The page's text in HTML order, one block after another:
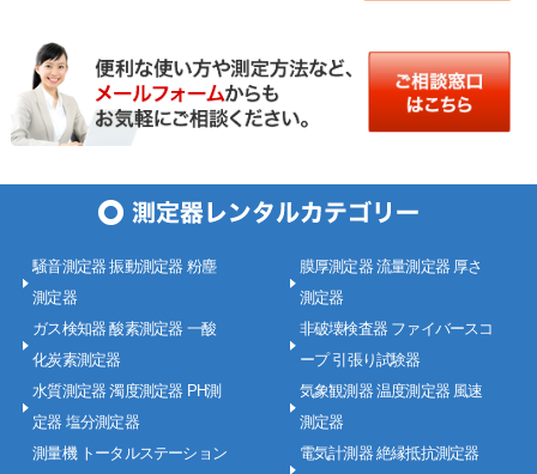
騒音測定器 振動測定器 粉塵
測定器
ガス検知器 酸素測定器 一酸
化炭素測定器
水質測定器 濁度測定器 PH測
定器 塩分測定器
測量機 トータルステーション
膜厚測定器 流量測定器 厚さ
測定器
非破壊検査器 ファイバースコ
ープ 引張り試験器
気象観測器 温度測定器 風速
測定器
電気計測器 絶縁抵抗測定器